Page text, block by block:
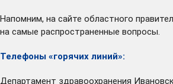
Напомним, на сайте областного
на самые распространенные вопросы.
Телефоны «горячих линий»:
Департамент здравоохранения